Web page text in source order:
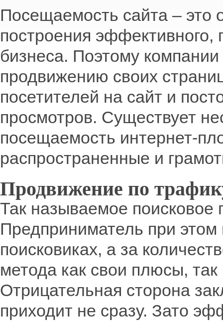
Посещаемость сайта – это
построения
бизнеса. Поэтому
продвижению своих
посетителей на сайт и
просмотров. Существует
посещаемость интернет-
распространенные и
Продвижение по
Так называемое поисковое
Предприниматель при этом
поисковиках, а за
метода как свои плюсы,
Отрицательная сторона
приходит не сразу. Зато